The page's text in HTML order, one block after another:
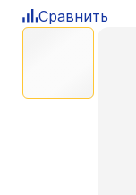
Сравнить